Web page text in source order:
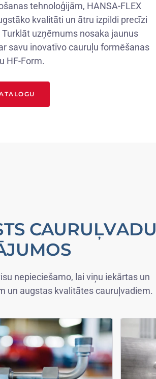
tehnoloģijām, HANSA-FLEX
kvalitāti un ātru izpildi precīzi
uzņēmums nosaka jaunus
savu inovatīvo cauruļu formēšanas
HF-Form.
CAURUĻVADU
nepieciešamo, lai viņu iekārtas un
un augstas kvalitātes cauruļvadiem.